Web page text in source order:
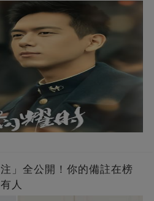
」全公開！你的備註在榜
人